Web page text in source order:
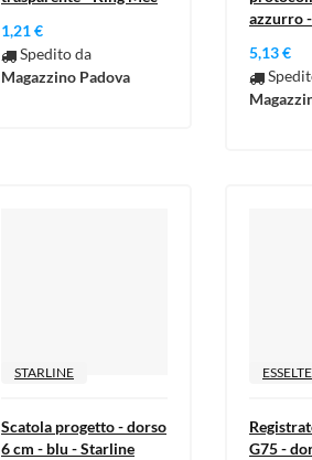
1,21 €
Spedito da
Magazzino Padova
azzurro
5,13 €
STARLINE
Scatola progetto - dorso
6 cm - blu - Starline
ESSELTE
G75 -